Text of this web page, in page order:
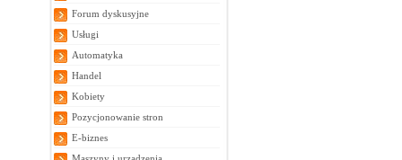
Forum dyskusyjne
Usługi
Automatyka
Handel
Kobiety
Pozycjonowanie stron
E-biznes